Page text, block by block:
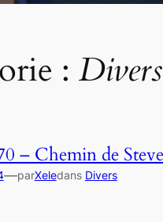
: Divers
– Chemin de
—parXeledans Divers